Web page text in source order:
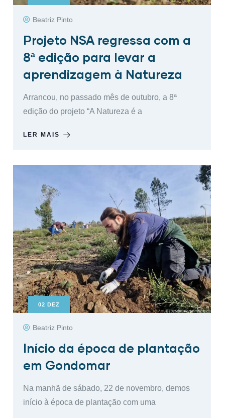
Beatriz Pinto
Projeto NSA regressa com a
8ª edição para levar a
aprendizagem à Natureza
Arrancou, no passado mês de outubro, a 8ª
edição do projeto “A Natureza é a
LER MAIS
02 DEZ
Beatriz Pinto
Início da época de plantação
em Gondomar
Na manhã de sábado, 22 de novembro, demos
início à época de plantação com uma